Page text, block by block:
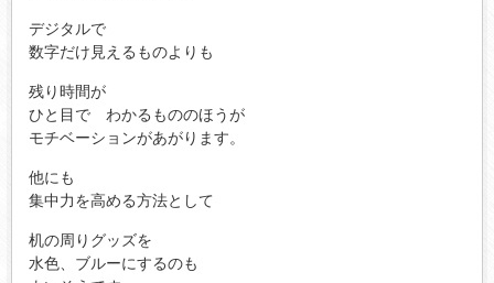
デジタルで
数字だけ見えるものよりも
残り時間が
ひと目で わかるもののほうが
モチベーションがあがります。
他にも
集中力を高める方法として
机の周りグッズを
水色、ブルーにするのも